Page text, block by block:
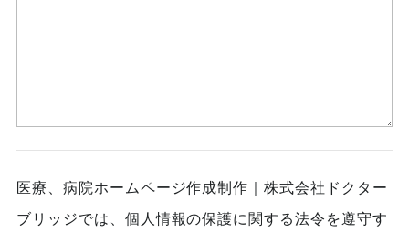
医療、病院ホームページ作成制作｜株式会社ドクター
ブリッジでは、個人情報の保護に関する法令を遵守す